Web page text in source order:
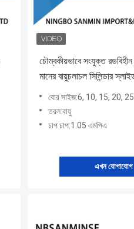
চৌম্বকীয়ভাবে সংযুক্ত রডবিহীন
মানের বায়ুচলাচল সিলিন্ডার
বোর সাইজ:6, 10, 15, 20,
তরল:বায়ু
চাপ চাপ:1.05 এমপিএ
এখন যোগাযোগ